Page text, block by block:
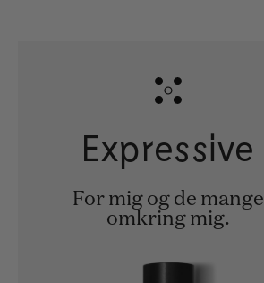
Expressive
For mig og de mange
omkring mig.